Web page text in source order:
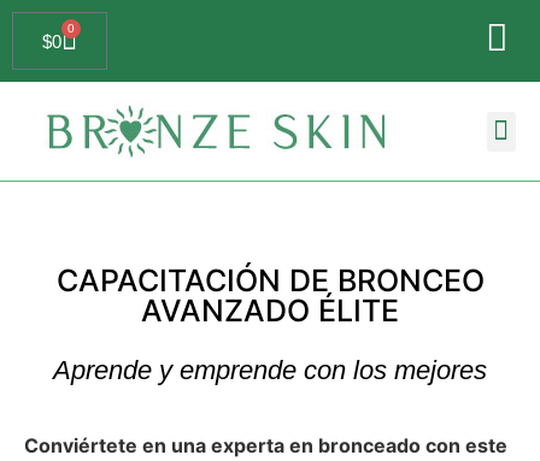
$0
0
CAPACITACIÓN DE BRONCEO
AVANZADO ÉLITE
Aprende y emprende con los mejores
Conviértete en una experta en bronceado con este